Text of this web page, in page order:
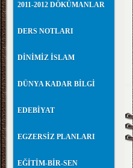
2011-2012 DÖKÜMANLAR
DERS NOTLARI
DİNİMİZ İSLAM
DÜNYA KADAR BİLGİ
EDEBİYAT
EGZERSİZ PLANLARI
EĞİTİM-BİR-SEN